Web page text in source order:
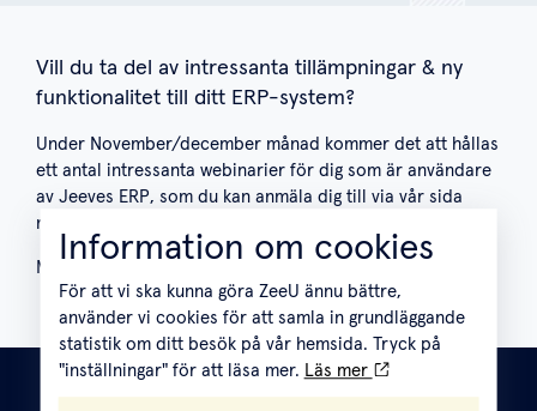
Vill du ta del av intressanta tillämpningar & ny
funktionalitet till ditt ERP-system?
Under November/december månad kommer det att hållas
ett antal intressanta webinarier för dig som är användare
av Jeeves ERP, som du kan anmäla dig till via vår sida
nedan.
Missa inte dessa tillfällen!
Information om cookies
För att vi ska kunna göra ZeeU ännu bättre,
använder vi cookies för att samla in grundläggande
statistik om ditt besök på vår hemsida. Tryck på
"inställningar" för att läsa mer. Läs mer